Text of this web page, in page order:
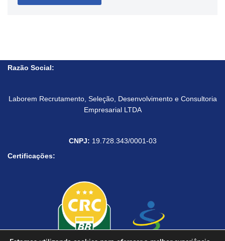
Razão Social:
Laborem Recrutamento, Seleção, Desenvolvimento e Consultoria
Empresarial LTDA
CNPJ: 19.728.343/0001-03
Certificações: